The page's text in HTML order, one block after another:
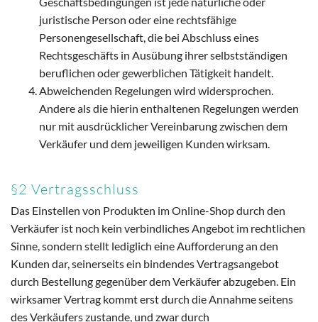
juristische Person oder eine rechtsfähige
Personengesellschaft, die bei Abschluss eines
Rechtsgeschäfts in Ausübung ihrer selbstständigen
beruflichen oder gewerblichen Tätigkeit handelt.
Abweichenden Regelungen wird widersprochen.
Andere als die hierin enthaltenen Regelungen werden
nur mit ausdrücklicher Vereinbarung zwischen dem
Verkäufer und dem jeweiligen Kunden wirksam.
§2 Vertragsschluss
Das Einstellen von Produkten im Online-Shop durch den
Verkäufer ist noch kein verbindliches Angebot im rechtlichen
Sinne, sondern stellt lediglich eine Aufforderung an den
Kunden dar, seinerseits ein bindendes Vertragsangebot
durch Bestellung gegenüber dem Verkäufer abzugeben. Ein
wirksamer Vertrag kommt erst durch die Annahme seitens
des Verkäufers zustande, und zwar durch